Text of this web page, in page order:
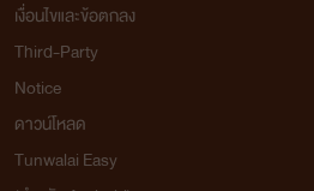
เงื่อนไขและข้อตกลง
Third-Party
Notice
ดาวน์โหลด
Tunwalai Easy